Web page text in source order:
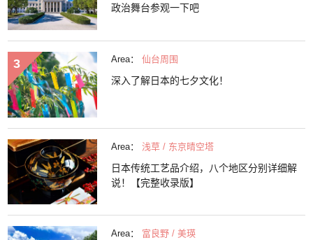
政治舞台参观一下吧
Area： 仙台周围
深入了解日本的七夕文化！
Area： 浅草 / 东京晴空塔
日本传统工艺品介绍，八个地区分别详细解
说！【完整收录版】
Area： 富良野 / 美瑛